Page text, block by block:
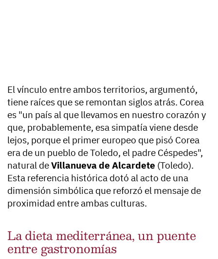
El vínculo entre ambos territorios, argumentó,
tiene raíces que se remontan siglos atrás. Corea
es "un país al que llevamos en nuestro corazón y
que, probablemente, esa simpatía viene desde
lejos, porque el primer europeo que pisó Corea
era de un pueblo de Toledo, el padre Céspedes",
natural deVillanueva de Alcardete (Toledo).
Esta referencia histórica dotó al acto de una
dimensión simbólica que reforzó el mensaje de
proximidad entre ambas culturas.
La dieta mediterránea, un puente
entre gastronomías